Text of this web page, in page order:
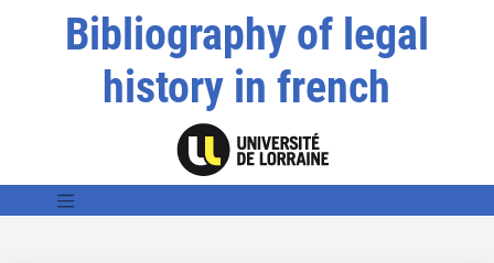
Bibliography of legal
history in french